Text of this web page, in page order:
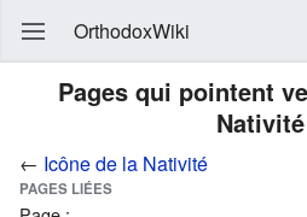
OrthodoxWiki
Pages qui pointent
← Icône de la Nativité
PAGES LIÉES